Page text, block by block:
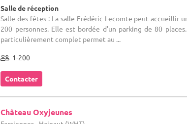
Salle de réception
Salle des fêtes : La salle Frédéric Lecomte peut accueillir
200 personnes. Elle est bordée d'un parking de 80
particulièrement complet permet au ...
1-200
Contacter
Château Oxyjeunes